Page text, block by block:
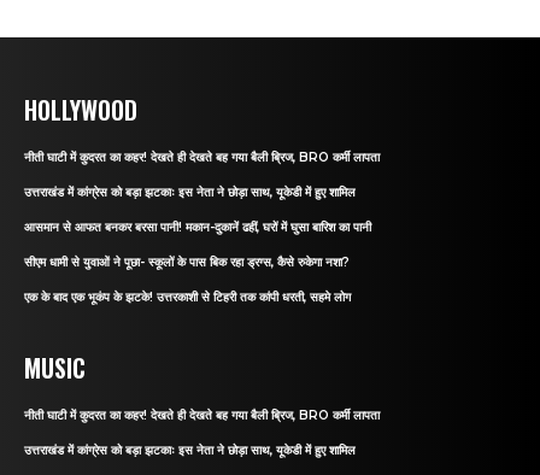
HOLLYWOOD
नीती घाटी में कुदरत का कहर! देखते ही देखते बह गया बैली ब्रिज, BRO कर्मी लापता
उत्तराखंड में कांग्रेस को बड़ा झटकाः इस नेता ने छोड़ा साथ, यूकेडी में हुए शामिल
आसमान से आफत बनकर बरसा पानी! मकान-दुकानें ढहीं, घरों में घुसा बारिश का पानी
सीएम धामी से युवाओं ने पूछा- स्कूलों के पास बिक रहा ड्रग्स, कैसे रुकेगा नशा?
एक के बाद एक भूकंप के झटके! उत्तरकाशी से टिहरी तक कांपी धरती, सहमे लोग
MUSIC
नीती घाटी में कुदरत का कहर! देखते ही देखते बह गया बैली ब्रिज, BRO कर्मी लापता
उत्तराखंड में कांग्रेस को बड़ा झटकाः इस नेता ने छोड़ा साथ, यूकेडी में हुए शामिल